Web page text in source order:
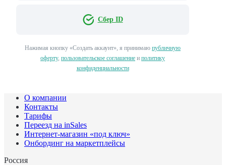
Сбер ID
Нажимая кнопку «Создать аккаунт», я принимаю публичную
оферту, пользовательское соглашение и политику
конфиденциальности
О компании
Контакты
Тарифы
Переезд на inSales
Интернет-магазин «под ключ»
Онбординг на маркетплейсы
Россия